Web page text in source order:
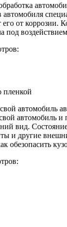
автомобиля
от коррозии.
под
пленкой
автомобиль
автомобиль и
вид.
и другие
обезопасить